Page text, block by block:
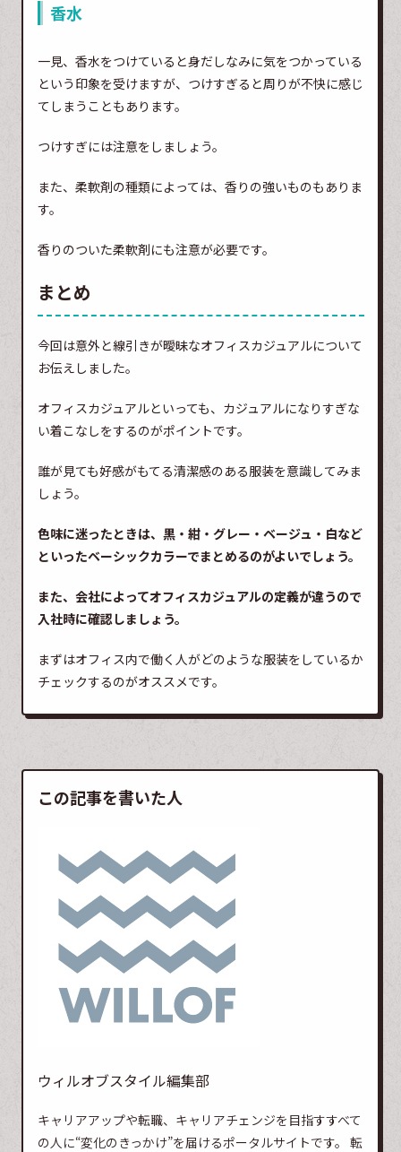
香水
一見、香水をつけていると身だしなみに気をつかっている
という印象を受けますが、つけすぎると周りが不快に感じ
てしまうこともあります。
つけすぎには注意をしましょう。
また、柔軟剤の種類によっては、香りの強いものもありま
す。
香りのついた柔軟剤にも注意が必要です。
まとめ
今回は意外と線引きが曖昧なオフィスカジュアルについて
お伝えしました。
オフィスカジュアルといっても、カジュアルになりすぎな
い着こなしをするのがポイントです。
誰が見ても好感がもてる清潔感のある服装を意識してみま
しょう。
色味に迷ったときは、黒・紺・グレー・ベージュ・白など
といったベーシックカラーでまとめるのがよいでしょう。
また、会社によってオフィスカジュアルの定義が違うので
入社時に確認しましょう。
まずはオフィス内で働く人がどのような服装をしているか
チェックするのがオススメです。
この記事を書いた人
ウィルオブスタイル編集部
キャリアアップや転職、キャリアチェンジを目指すすべて
の人に“変化のきっかけ”を届けるポータルサイトです。 転